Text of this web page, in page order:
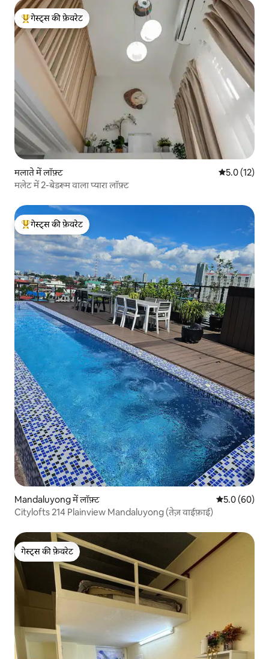
गेस्ट्स का टॉप फ़ेवरेट
गेस्ट्स की फ़ेवरेट
मलाते में लॉफ़्ट औसत रेटिंग 5
5.0 (12)
मलेट में 2-बेडरूम वाला प्यारा लॉफ़्ट
गेस्ट्स का टॉप फ़ेवरेट
गेस्ट्स की फ़ेवरेट
Mandaluyong में लॉफ़्ट औसत रेटिंग 5 में
5.0 (60)
Citylofts 214 Plainview Mandaluyong (तेज़ वाईफ़ाई)
गेस्ट्स की फ़ेवरेट
गेस्ट्स की फ़ेवरेट